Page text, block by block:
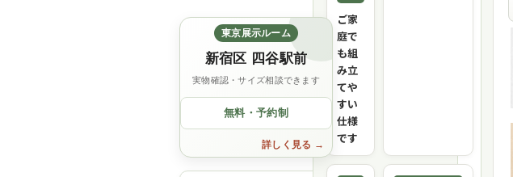
東京展示ルーム
新宿区 四谷駅前
実物確認・サイズ相談できます
無料・予約制
詳しく見る
ご家
庭で
も組
み立
てや
すい
仕様
です